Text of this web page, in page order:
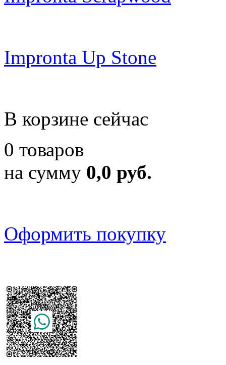
Impronta Up Stone
В корзине сейчас
0 товаров
на сумму 0,0 руб.
Оформить покупку